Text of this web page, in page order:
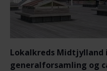
Lokalkreds
generalforsamling og